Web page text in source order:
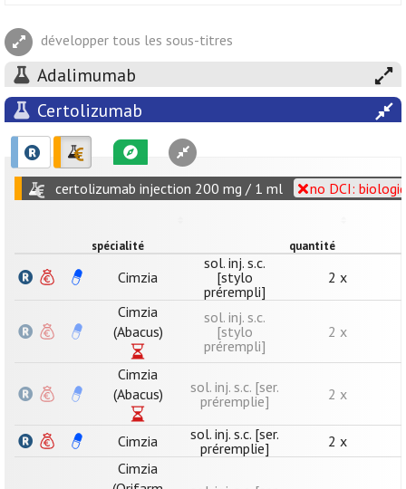
développer tous les sous-titres
Adalimumab
Certolizumab
certolizumab injection 200 mg / 1 ml no DCI:
spécialité quantité
Cimzia
sol. inj. s.c.
[stylo
prérempli]
2 x
Cimzia
(Abacus)
sol. inj. s.c.
[stylo
prérempli]
2 x
Cimzia
(Abacus)
sol. inj. s.c. [ser.
préremplie]
2 x
Cimzia
sol. inj. s.c. [ser.
préremplie]
2 x
Cimzia